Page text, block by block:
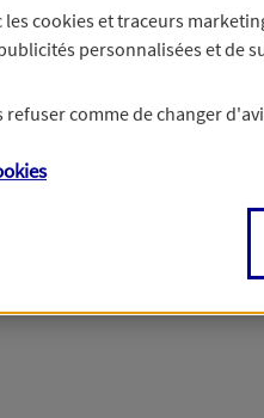
les cookies et traceurs
personnalisées et de
refuser comme de changer